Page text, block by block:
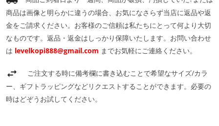
商品は画像と明らかに違うの場合、お気になさらず当店に返品や返
金をご請求ください。お客様のご信頼は私たちにとって何より大切
なものです。返品・返金はしっかり保障いたします。お問い合わせ
は levelkopi888@gmail.com までお気軽にご連絡ください。
ご注文する時に備考欄に書き込むことで希望なサイズ/カラ
ー、ギフトラッピングなどリクエストすることができます。必要の
時はどぞうお試してください。